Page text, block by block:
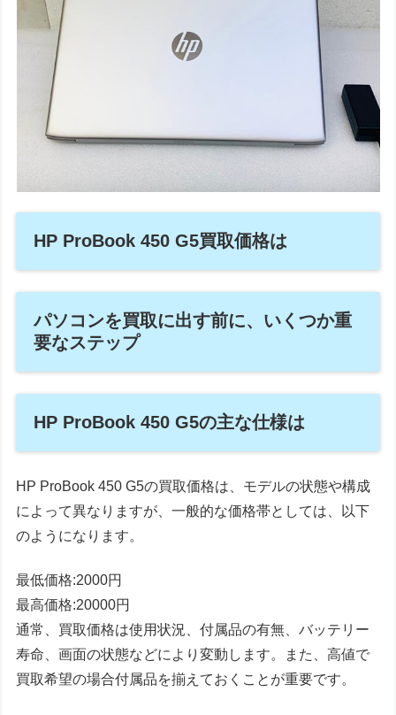
HP ProBook 450 G5買取価格は
パソコンを買取に出す前に、いくつか重
要なステップ
HP ProBook 450 G5の主な仕様は
HP ProBook 450 G5の買取価格は、モデルの状態や構成
によって異なりますが、一般的な価格帯としては、以下
のようになります。
最低価格:2000円
最高価格:20000円
通常、買取価格は使用状況、付属品の有無、バッテリー
寿命、画面の状態などにより変動します。また、高値で
買取希望の場合付属品を揃えておくことが重要です。